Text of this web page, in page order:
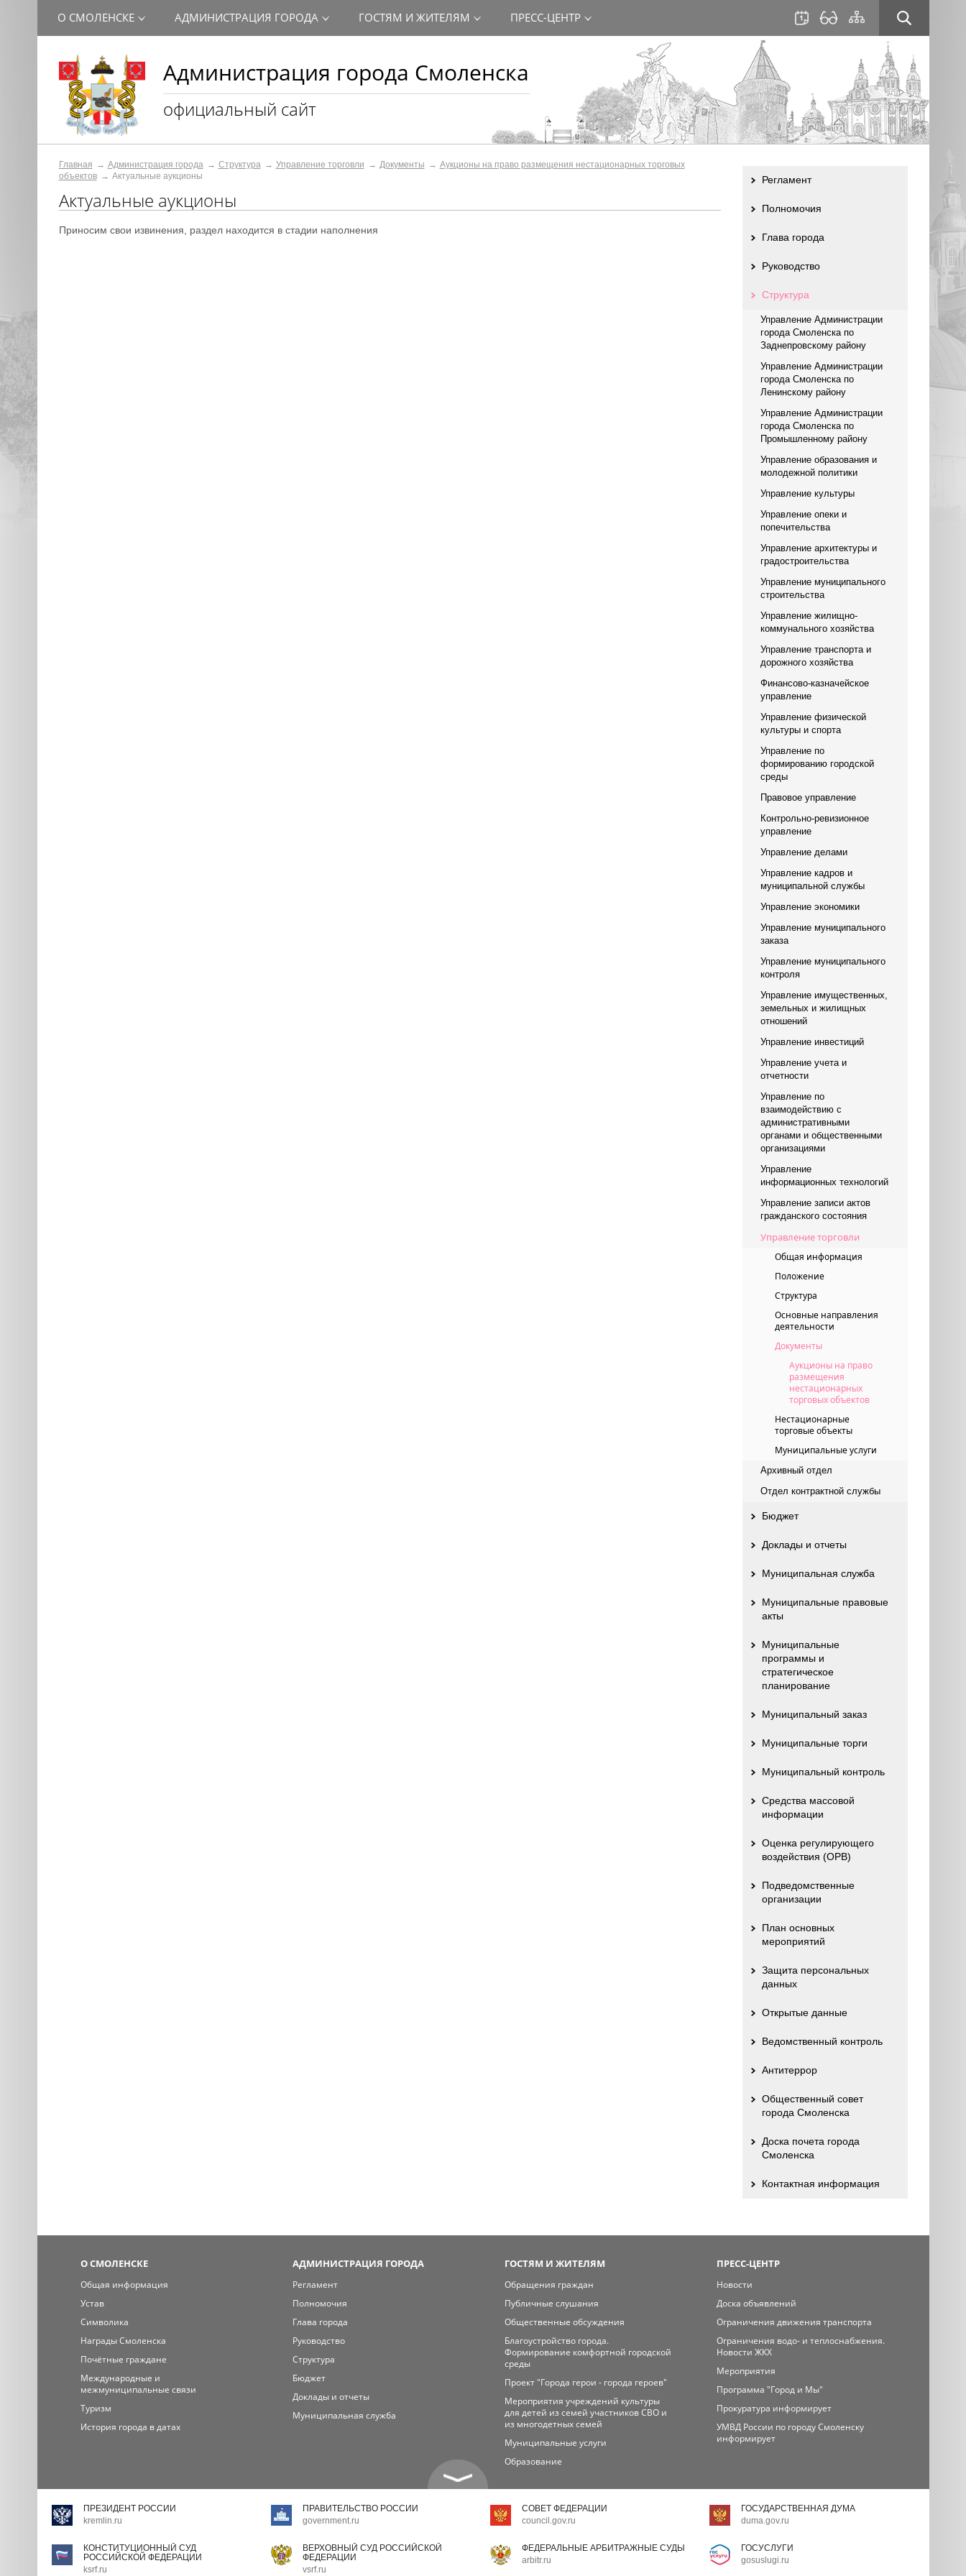
Администрация города Смоленска
официальный сайт
О СМОЛЕНСКЕ АДМИНИСТРАЦИЯ ГОРОДА ГОСТЯМ И ЖИТЕЛЯМ ПРЕСС-ЦЕНТР
Главная Администрация города Структура Управление торговли Документы
Aукционы на право размещения нестационaрных торговых
объектов
Актуальные aукционы
Актуальные aукционы
Приносим свои извинения, раздел находится в стадии наполнения
Регламент
Полномочия
Глава города
Руководство
Структура
Управление Администрации
города Смоленска по
Заднепровскому району
Управление Администрации
города Смоленска по
Ленинскому району
Управление Администрации
города Смоленска по
Промышленному району
Управление образования и
молодежной политики
Управление культуры
Управление опеки и
попечительства
Управление архитектуры и
градостроительства
Управление муниципального
строительства
Управление жилищно-
коммунального хозяйства
Управление транспорта и
дорожного хозяйства
Финансово-казначейское
управление
Управление физической
культуры и спорта
Управление по
формированию городской
среды
Правовое управление
Контрольно-ревизионное
управление
Управление делами
Управление кадров и
муниципальной службы
Управление экономики
Управление муниципального
заказа
Управление муниципального
контроля
Управление имущественных,
земельных и жилищных
отношений
Управление инвестиций
Управление учета и
отчетности
Управление по
взаимодействию с
административными
органами и общественными
организациями
Управление
информационных технологий
Управление записи актов
гражданского состояния
Управление торговли
Общая информация
Положение
Структура
Основные направления
деятельности
Документы
Aукционы на право
размещения
нестационaрных
торговых объектов
Нестационарные
торговые объекты
Муниципальные услуги
Архивный отдел
Отдел контрактной службы
Бюджет
Доклады и отчеты
Муниципальная служба
Муниципальные правовые
акты
Муниципальные
программы и
стратегическое
планирование
Муниципальный заказ
Муниципальные торги
Муниципальный контроль
Средства массовой
информации
Оценка регулирующего
воздействия (ОРВ)
Подведомственные
организации
План основных
мероприятий
Защита персональных
данных
Открытые данные
Ведомственный контроль
Антитеррор
Общественный совет
города Смоленска
Доска почета города
Смоленска
Контактная информация
О СМОЛЕНСКЕ
Общая информация
Устав
Символика
Награды Смоленска
Почётные граждане
Международные и
межмуниципальные связи
Туризм
История города в датах
АДМИНИСТРАЦИЯ ГОРОДА
Регламент
Полномочия
Глава города
Руководство
Структура
Бюджет
Доклады и отчеты
Муниципальная служба
ГОСТЯМ И ЖИТЕЛЯМ
Обращения граждан
Публичные слушания
Общественные обсуждения
Благоустройство города.
Формирование комфортной городской
среды
Проект "Города герои - города героев"
Мероприятия учреждений культуры
для детей из семей участников СВО и
из многодетных семей
Муниципальные услуги
Образование
ПРЕСС-ЦЕНТР
Новости
Доска объявлений
Ограничения движения транспорта
Ограничения водо- и теплоснабжения.
Новости ЖКХ
Мероприятия
Программа "Город и Мы"
Прокуратура информирует
УМВД России по городу Смоленску
информирует
ПРЕЗИДЕНТ РОССИИ
kremlin.ru
ПРАВИТЕЛЬСТВО РОССИИ
government.ru
СОВЕТ ФЕДЕРАЦИИ
council.gov.ru
ГОСУДАРСТВЕННАЯ ДУМА
duma.gov.ru
КОНСТИТУЦИОННЫЙ СУД
РОССИЙСКОЙ ФЕДЕРАЦИИ
ksrf.ru
ВЕРХОВНЫЙ СУД РОССИЙСКОЙ
ФЕДЕРАЦИИ
vsrf.ru
ФЕДЕРАЛЬНЫЕ АРБИТРАЖНЫЕ СУДЫ
arbitr.ru
ГОСУСЛУГИ
gosuslugi.ru